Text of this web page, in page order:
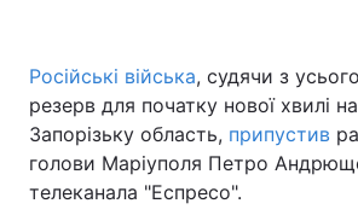
Головна Війна
Україна
Російські війська, судячи з
резерв для початку нової хвилі
Запорізьку область, припустив
голови Маріуполя Петро
телеканала "Еспресо".